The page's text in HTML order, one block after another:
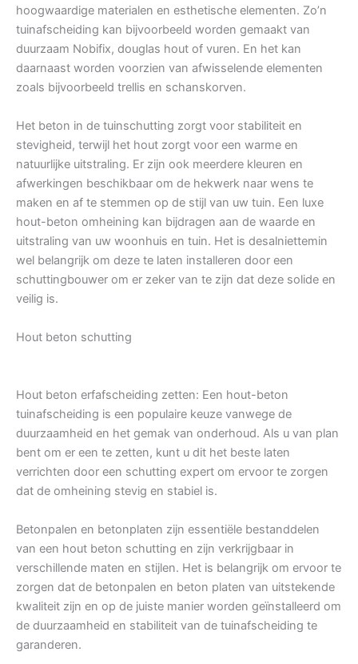
hoogwaardige materialen en esthetische elementen. Zo’n
tuinafscheiding kan bijvoorbeeld worden gemaakt van
duurzaam Nobifix, douglas hout of vuren. En het kan
daarnaast worden voorzien van afwisselende elementen
zoals bijvoorbeeld trellis en schanskorven.
Het beton in de tuinschutting zorgt voor stabiliteit en
stevigheid, terwijl het hout zorgt voor een warme en
natuurlijke uitstraling. Er zijn ook meerdere kleuren en
afwerkingen beschikbaar om de hekwerk naar wens te
maken en af te stemmen op de stijl van uw tuin. Een luxe
hout-beton omheining kan bijdragen aan de waarde en
uitstraling van uw woonhuis en tuin. Het is desalniettemin
wel belangrijk om deze te laten installeren door een
schuttingbouwer om er zeker van te zijn dat deze solide en
veilig is.
Hout beton schutting
Hout beton erfafscheiding zetten: Een hout-beton
tuinafscheiding is een populaire keuze vanwege de
duurzaamheid en het gemak van onderhoud. Als u van plan
bent om er een te zetten, kunt u dit het beste laten
verrichten door een schutting expert om ervoor te zorgen
dat de omheining stevig en stabiel is.
Betonpalen en betonplaten zijn essentiële bestanddelen
van een hout beton schutting en zijn verkrijgbaar in
verschillende maten en stijlen. Het is belangrijk om ervoor te
zorgen dat de betonpalen en beton platen van uitstekende
kwaliteit zijn en op de juiste manier worden geïnstalleerd om
de duurzaamheid en stabiliteit van de tuinafscheiding te
garanderen.